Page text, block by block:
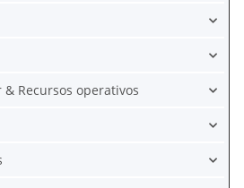
Recursos operativos